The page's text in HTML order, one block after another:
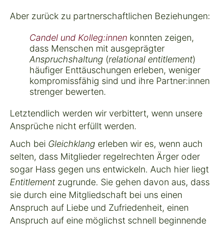
Aber zurück zu partnerschaftlichen Beziehungen:
Candel und Kolleg:innen konnten zeigen,
dass Menschen mit ausgeprägter
Anspruchshaltung (relational entitlement)
häufiger Enttäuschungen erleben, weniger
kompromissfähig sind und ihre Partner:innen
strenger bewerten.
Letztendlich werden wir verbittert, wenn unsere
Ansprüche nicht erfüllt werden.
Auch bei Gleichklang erleben wir es, wenn auch
selten, dass Mitglieder regelrechten Ärger oder
sogar Hass gegen uns entwickeln. Auch hier liegt
Entitlement zugrunde. Sie gehen davon aus, dass
sie durch eine Mitgliedschaft bei uns einen
Anspruch auf Liebe und Zufriedenheit, einen
Anspruch auf eine möglichst schnell beginnende